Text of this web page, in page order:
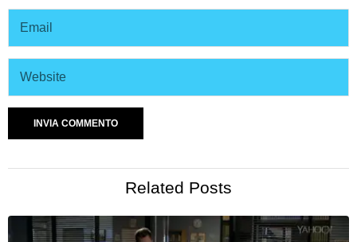
Related Posts